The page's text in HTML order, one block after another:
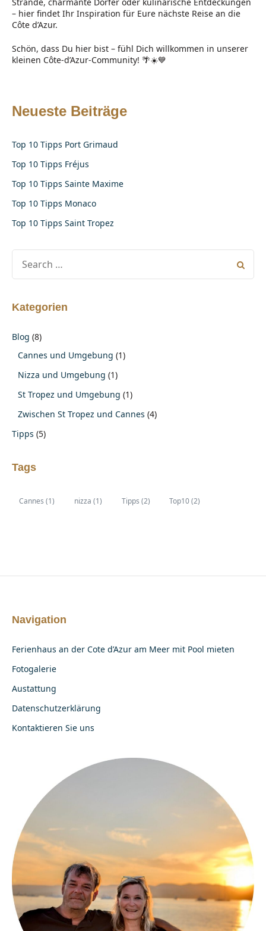
Strände, charmante Dörfer oder kulinarische Entdeckungen
– hier findet Ihr Inspiration für Eure nächste Reise an die
Côte d’Azur.
Schön, dass Du hier bist – fühl Dich willkommen in unserer
kleinen Côte-d’Azur-Community! 🌴☀️💙
Neueste Beiträge
Top 10 Tipps Port Grimaud
Top 10 Tipps Fréjus
Top 10 Tipps Sainte Maxime
Top 10 Tipps Monaco
Top 10 Tipps Saint Tropez
FOR:
Kategorien
Blog (8)
Cannes und Umgebung (1)
Nizza und Umgebung (1)
St Tropez und Umgebung (1)
Zwischen St Tropez und Cannes (4)
Tipps (5)
Tags
Cannes (1) nizza (1) Tipps (2) Top10(2)
Navigation
Ferienhaus an der Cote d’Azur am Meer mit Pool mieten
Fotogalerie
Austattung
Datenschutzerklärung
Kontaktieren Sie uns